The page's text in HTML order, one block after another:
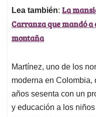
Lea también: La
Carranza que mandó
montaña
Martínez, uno de los
moderna en Colombia,
años sesenta con un
y educación a los